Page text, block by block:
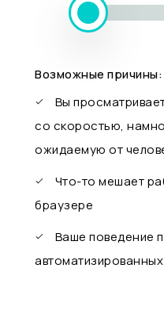
Возможные причины:
Вы
со скоростью,
ожидаемую от
Что-то мешает
браузере
Ваше поведение